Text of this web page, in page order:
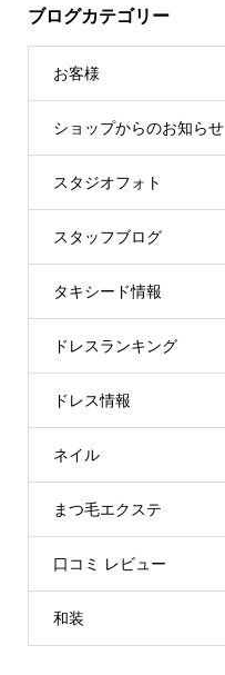
ブログカテゴリー
お客様
ショップからのお知らせ
スタジオフォト
スタッフブログ
タキシード情報
ドレスランキング
ドレス情報
ネイル
まつ毛エクステ
口コミ レビュー
和装